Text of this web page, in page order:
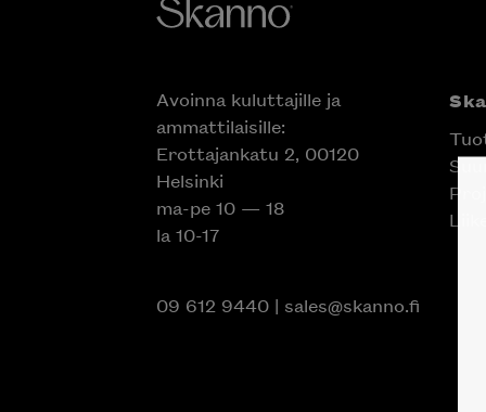
Avoinna kuluttajille ja
ammattilaisille:
Erottajankatu 2, 00120
Helsinki
ma-pe 10 — 18
la 10-17
09 612 9440| sales@skanno.fi